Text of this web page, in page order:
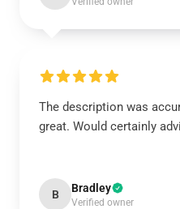
The description was
great. Would certainly
B Bradley
Verified owner